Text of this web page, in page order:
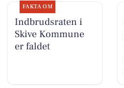
FAKTA OM
Indbrudsraten i
Skive Kommune
er faldet